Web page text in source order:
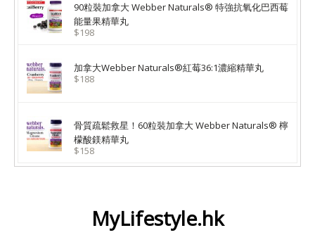
90粒裝加拿大 Webber Naturals® 特強抗氧化巴西莓
能量果精華丸
$198
加拿大Webber Naturals®紅莓36:1濃縮精華丸
$188
骨質疏鬆救星！60粒裝加拿大 Webber Naturals® 檸
檬酸鎂精華丸
$158
MyLifestyle.hk